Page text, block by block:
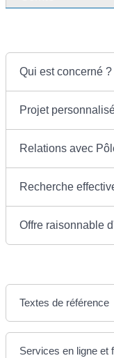
Qui est concerné ?
Projet
Relations avec
Recherche
Offre raisonnable
Textes de référence
Services en ligne et